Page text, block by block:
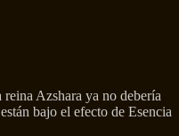
Azshara ya no debería
bajo el efecto de Esencia